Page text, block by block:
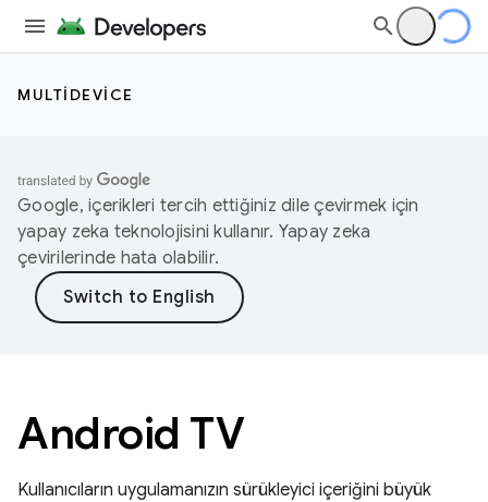
MULTIDEVICE
Google, içerikleri tercih ettiğiniz dile çevirmek için
yapay zeka teknolojisini kullanır. Yapay zeka
çevirilerinde hata olabilir.
Android TV
Kullanıcıların uygulamanızın sürükleyici içeriğini büyük